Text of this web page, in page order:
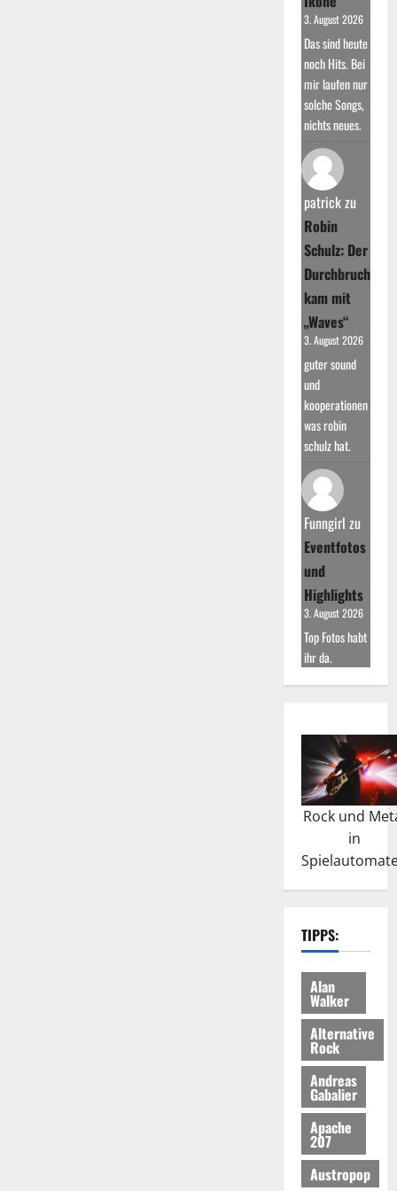
3. August 2026
Das sind heute
noch Hits. Bei
mir laufen nur
solche Songs,
nichts neues.
patrickzu
Robin
Schulz: Der
Durchbruch
kam mit
„Waves“
3. August 2026
guter sound
und
kooperationen
was robin
schulz hat.
Funngirl zu
Eventfotos
und
Highlights
3. August 2026
Top Fotos habt
ihr da.
Rock und
in
TIPPS:
Alan
Walker
Alternative
Rock
Andreas
Gabalier
Apache
207
Austropop